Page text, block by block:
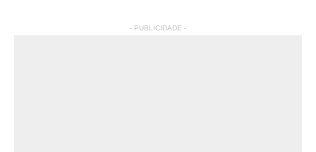
- PUBLICIDADE -